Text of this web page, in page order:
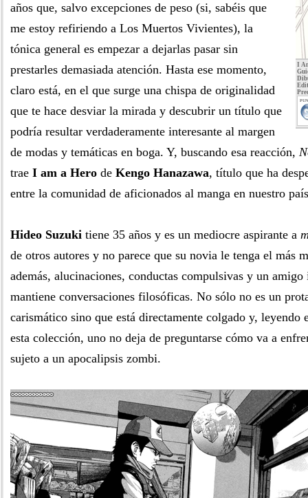
I
años que, salvo excepciones de peso (si, sabéis que
me estoy refiriendo a Los Muertos Vivientes), la
tónica general es empezar a dejarlas pasar sin
prestarles demasiada atención. Hasta ese momento,
claro está, en el que surge una chispa de originalidad
que te hace desviar la mirada y descubrir un título que
podría resultar verdaderamente interesante al margen
de modas y temáticas en boga. Y, buscando esa reacción,
trae I am a Hero de Kengo Hanazawa, título que ha
entre la comunidad de aficionados al manga en nuestro
Hideo Suzuki tiene 35 años y es un mediocre aspirante a
de otros autores y no parece que su novia le tenga el más
además, alucinaciones, conductas compulsivas y un
mantiene conversaciones filosóficas. No sólo no es un
carismático sino que está directamente colgado y, leyendo
esta colección, uno no deja de preguntarse cómo va a
sujeto a un apocalipsis zombi.